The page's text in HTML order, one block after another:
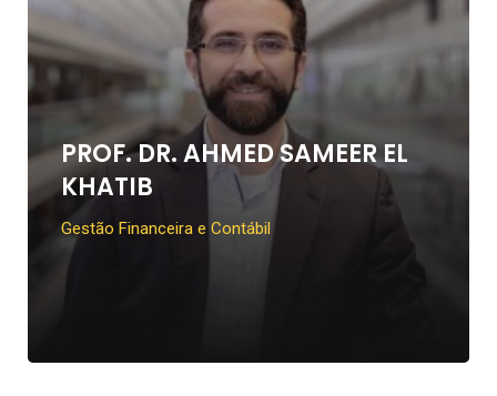
PROF. DR. AHMED SAMEER EL
KHATIB
Gestão Financeira e Contábil